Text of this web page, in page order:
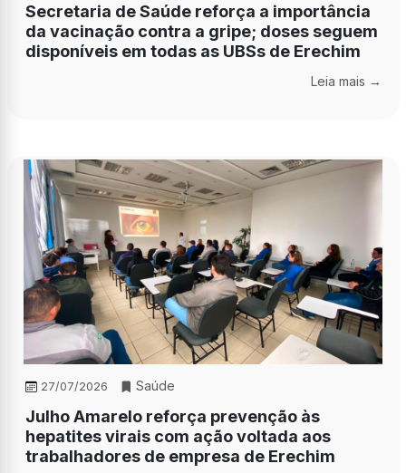
Secretaria de Saúde reforça a importância
da vacinação contra a gripe; doses seguem
disponíveis em todas as UBSs de Erechim
Leia mais →
27/07/2026 Saúde
Julho Amarelo reforça prevenção às
hepatites virais com ação voltada aos
trabalhadores de empresa de Erechim